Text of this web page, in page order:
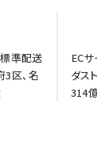
準配送
区、名
EC
ダス
314